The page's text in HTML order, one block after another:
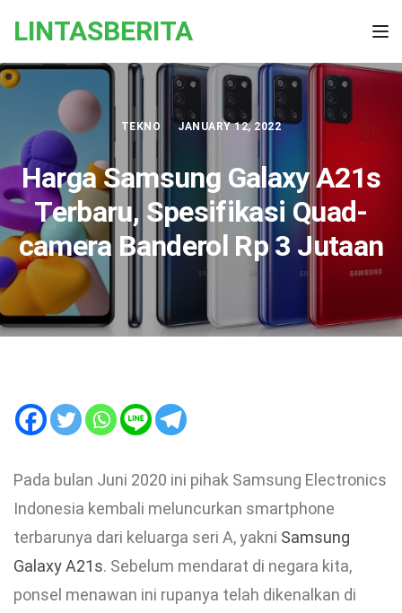
LINTASBERITA
TEKNO JANUARY 12, 2022
Harga Samsung Galaxy A21s
Terbaru, Spesifikasi Quad-
camera Banderol Rp 3 Jutaan
Pada bulan Juni 2020 ini pihak Samsung Electronics
Indonesia kembali meluncurkan smartphone
terbarunya dari keluarga seri A, yakni Samsung
Galaxy A21s. Sebelum mendarat di negara kita,
ponsel menawan ini rupanya telah dikenalkan di